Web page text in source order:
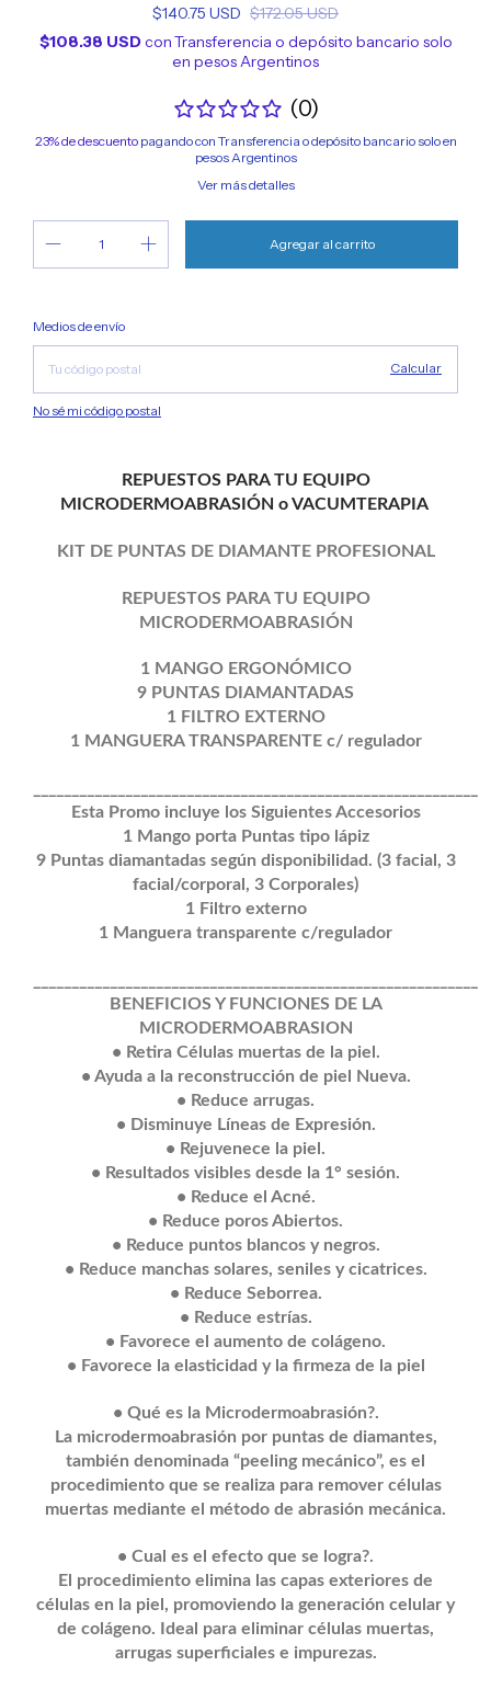
$140.75 USD $172.05 USD
$108.38 USDconTransferencia o depósito bancario solo
en pesos Argentinos
(0)
23% de descuentopagando con Transferencia o depósito bancario solo en
pesos Argentinos
Ver más detalles
Entregas para el CP:
Medios de envío
Calcular
No sé mi código postal
REPUESTOS PARA TU EQUIPO
MICRODERMOABRASIÓN o VACUMTERAPIA
KIT DE PUNTAS DE DIAMANTE PROFESIONAL
REPUESTOS PARA TU EQUIPO
MICRODERMOABRASIÓN
1 MANGO ERGONÓMICO
9 PUNTAS DIAMANTADAS
1 FILTRO EXTERNO
1 MANGUERA TRANSPARENTE c/ regulador
Esta Promo incluye los Siguientes Accesorios
1 Mango porta Puntas tipo lápiz
9 Puntas diamantadas según disponibilidad. (3 facial, 3
facial/corporal, 3 Corporales)
1 Filtro externo
1 Manguera transparente c/regulador
BENEFICIOS Y FUNCIONES DE LA
MICRODERMOABRASION
• Retira Células muertas de la piel.
• Ayuda a la reconstrucción de piel Nueva.
• Reduce arrugas.
• Disminuye Líneas de Expresión.
• Rejuvenece la piel.
• Resultados visibles desde la 1° sesión.
• Reduce el Acné.
• Reduce poros Abiertos.
• Reduce puntos blancos y negros.
• Reduce manchas solares, seniles y cicatrices.
• Reduce Seborrea.
• Reduce estrías.
• Favorece el aumento de colágeno.
• Favorece la elasticidad y la firmeza de la piel
• Qué es la Microdermoabrasión?.
La microdermoabrasión por puntas de diamantes,
también denominada “peeling mecánico”, es el
procedimiento que se realiza para remover células
muertas mediante el método de abrasión mecánica.
• Cual es el efecto que se logra?.
El procedimiento elimina las capas exteriores de
células en la piel, promoviendo la generación celular y
de colágeno. Ideal para eliminar células muertas,
arrugas superficiales e impurezas.